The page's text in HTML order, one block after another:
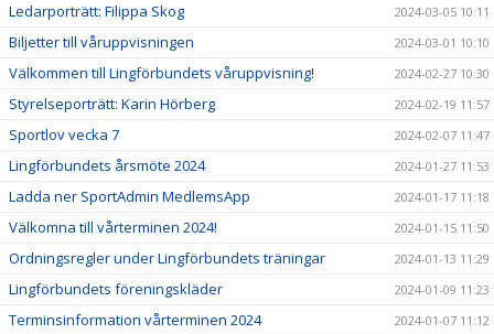
Ledarporträtt: Filippa Skog 2024-03-05 10:11
Biljetter till våruppvisningen 2024-03-01 10:10
Välkommen till Lingförbundets våruppvisning! 2024-02-27 10:30
Styrelseporträtt: Karin Hörberg 2024-02-19 11:57
Sportlov vecka 7 2024-02-07 11:47
Lingförbundets årsmöte 2024 2024-01-27 11:53
Ladda ner SportAdmin MedlemsApp 2024-01-17 11:18
Välkomna till vårterminen 2024! 2024-01-15 11:50
Ordningsregler under Lingförbundets träningar 2024-01-13 11:29
Lingförbundets föreningskläder 2024-01-09 11:23
Terminsinformation vårterminen 2024 2024-01-07 11:12